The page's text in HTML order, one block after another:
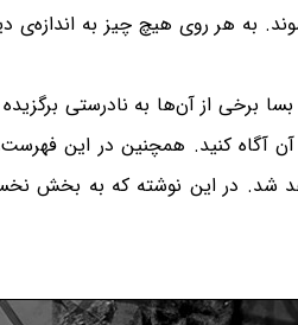
به هر روی هیچ چیز به
از آن‌ها به نادرستی
آگاه کنید. همچنین در این
شد. در این نوشته که به بخش